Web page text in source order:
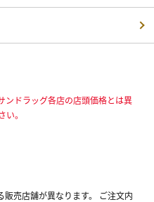
ドラッグ各店の店頭価格とは異
。
販売店舗が異なります。 ご注文内